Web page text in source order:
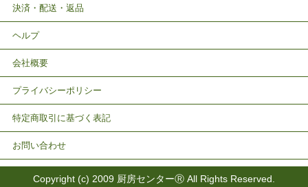
決済・配送・返品
ヘルプ
会社概要
プライバシーポリシー
特定商取引に基づく表記
お問い合わせ
Copyright (c) 2009 厨房センターⓇ All Rights Reserved.